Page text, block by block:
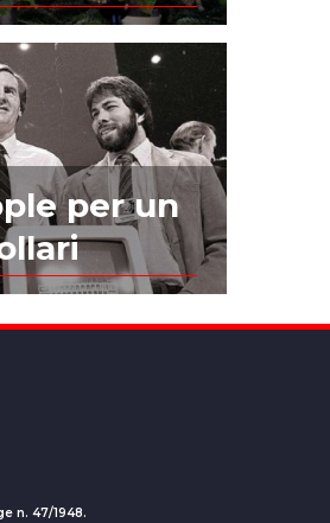
per un
n. 47/1948.